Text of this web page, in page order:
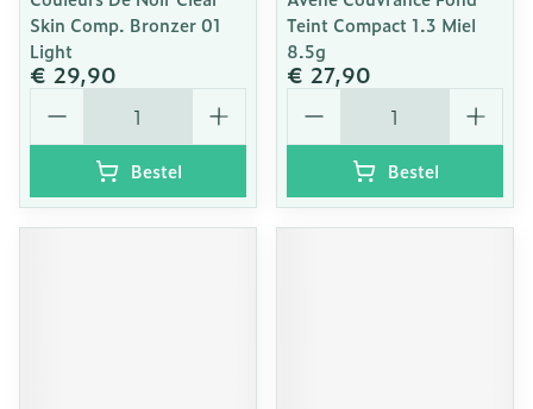
Skin Comp. Bronzer 01
Light
€ 29,90
Aantal
Bestel
Teint Compact 1.3 Miel
8.5g
€ 27,90
Aantal
Bestel